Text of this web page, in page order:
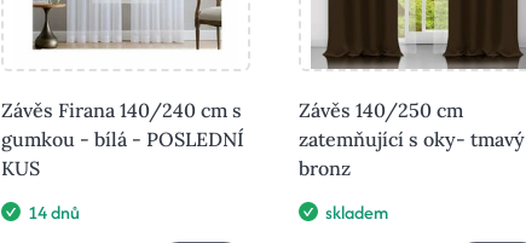
Závěs Firana 140/240 cm s
gumkou - bílá - POSLEDNÍ
KUS
14 dnů
Závěs 140/250 cm
zatemňující s oky- tmavý
bronz
skladem